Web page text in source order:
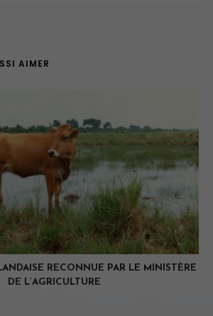
AIMER
RECONNUE PAR LE MINISTÈRE
DE L’AGRICULTURE